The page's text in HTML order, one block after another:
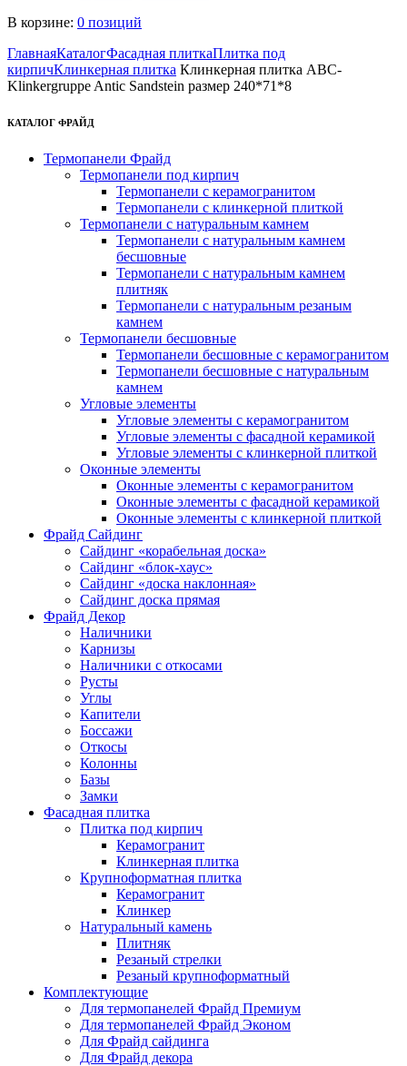
В корзине: 0 позиций
ГлавнаяКаталогФасадная плиткаПлитка под
кирпичКлинкерная плитка Клинкерная плитка ABC-
Klinkergruppe Antic Sandstein размер 240*71*8
КАТАЛОГ ФРАЙД
Термопанели Фрайд
Термопанели под кирпич
Термопанели с керамогранитом
Термопанели с клинкерной плиткой
Термопанели с натуральным камнем
Термопанели с натуральным камнем
бесшовные
Термопанели с натуральным камнем
плитняк
Термопанели с натуральным резаным
камнем
Термопанели бесшовные
Термопанели бесшовные с керамогранитом
Термопанели бесшовные с натуральным
камнем
Угловые элементы
Угловые элементы с керамогранитом
Угловые элементы с фасадной керамикой
Угловые элементы с клинкерной плиткой
Оконные элементы
Оконные элементы с керамогранитом
Оконные элементы с фасадной керамикой
Оконные элементы с клинкерной плиткой
Фрайд Сайдинг
Сайдинг «корабельная доска»
Сайдинг «блок-хаус»
Сайдинг «доска наклонная»
Сайдинг доска прямая
Фрайд Декор
Наличники
Карнизы
Наличники с откосами
Русты
Углы
Капители
Боссажи
Откосы
Колонны
Базы
Замки
Фасадная плитка
Плитка под кирпич
Керамогранит
Клинкерная плитка
Крупноформатная плитка
Керамогранит
Клинкер
Натуральный камень
Плитняк
Резаный стрелки
Резаный крупноформатный
Комплектующие
Для термопанелей Фрайд Премиум
Для термопанелей Фрайд Эконом
Для Фрайд сайдинга
Для Фрайд декора